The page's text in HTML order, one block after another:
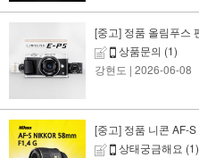
[중고] 정품 올림푸스
상품문의 (1)
강현도 | 2026-06-08
[중고] 정품 니콘 AF-
상태궁금해요 (1)